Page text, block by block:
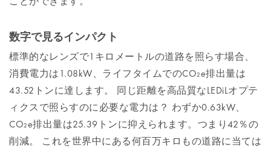
数字で見るインパクト
標準的なレンズで1キロメートルの道路を照らす場合、
消費電力は1.08kW、ライフタイムでのCO₂e排出量は
43.52トンに達します。 同じ距離を高品質なLEDiLオプテ
ィクスで照らすのに必要な電力は？ わずか0.63kW、
CO₂e排出量は25.39トンに抑えられます。つまり42％の
削減。 これを世界中にある何百万キロもの道路に当ては